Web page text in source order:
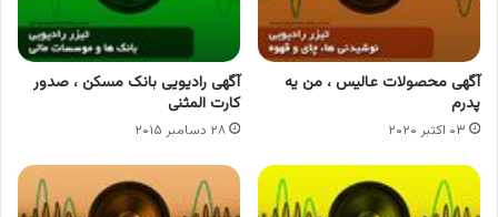
آگهی محصولات عالیس ، من یه
پدرم
۰۳ اکتبر ۲۰۲۰
آگهی رادیویی بانک مسکن ، صدور
کارت المثنی
۲۸ دسامبر ۲۰۱۵